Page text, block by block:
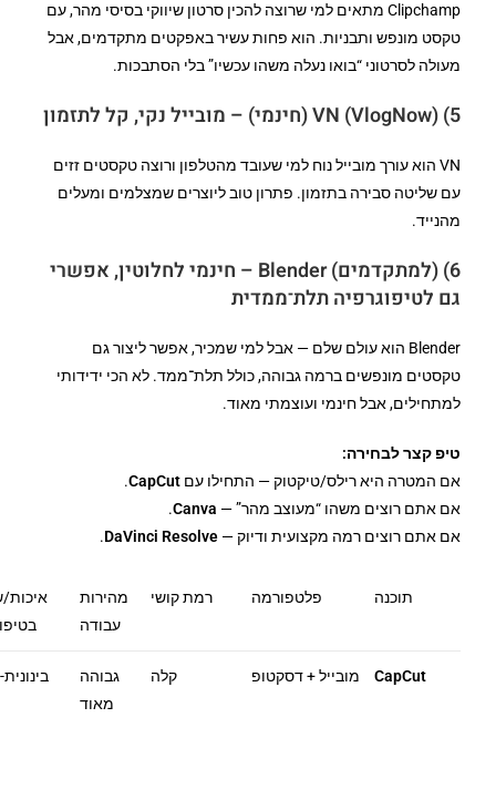
Clipchamp מתאים למי שרוצה להכין סרטון שיווקי בסיסי מהר, עם
טקסט מונפש ותבניות. הוא פחות עשיר באפקטים מתקדמים, אבל
מעולה לסרטוני “בואו נעלה משהו עכשיו” בלי הסתבכות.
5) VN (VlogNow) (חינמי) – מובייל נקי, קל לתזמון
VN הוא עורך מובייל נוח למי שעובד מהטלפון ורוצה טקסטים זזים
עם שליטה סבירה בתזמון. פתרון טוב ליוצרים שמצלמים ומעלים
מהנייד.
6) (למתקדמים) Blender – חינמי לחלוטין, אפשרי
גם לטיפוגרפיה תלת־ממדית
Blender הוא עולם שלם — אבל למי שמכיר, אפשר ליצור גם
טקסטים מונפשים ברמה גבוהה, כולל תלת־ממד. לא הכי ידידותי
למתחילים, אבל חינמי ועוצמתי מאוד.
טיפ קצר לבחירה:
אם המטרה היא רילס/טיקטוק — התחילו עםCapCut
.
אם אתם רוצים משהו “מעוצב מהר” — Canva
.
אם אתם רוצים רמה מקצועית ודיוק —DaVinci Resolve
.
תוכנה פלטפורמה רמת קושי
מהירות
עבודה
CapCut מובייל + דסקטופ קלה
גבוהה
מאוד